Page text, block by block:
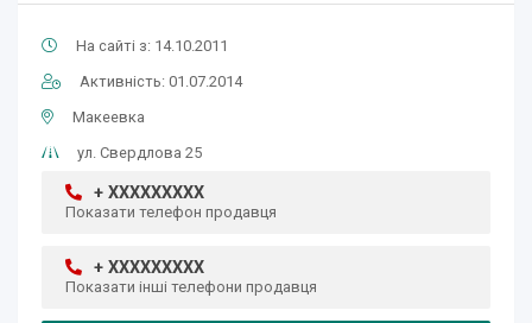
На сайті з: 14.10.2011
Активність: 01.07.2014
Макеевка
ул. Свердлова 25
+ XXXXXXXXX
Показати телефон продавця
+ XXXXXXXXX
Показати інші телефони продавця